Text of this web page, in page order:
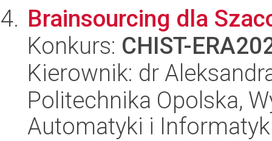
Brainsourcing dla
Konkurs: CHIST-
Kierownik: dr
Politechnika Opolska,
Automatyki i